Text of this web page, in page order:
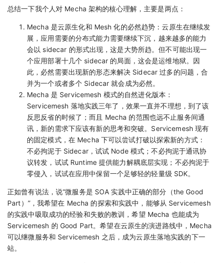
总结一下我个人对 Mecha 架构的核心理解，主要是两点：
Mecha 是云原生化和 Mesh 化的必然趋势：云原生在继续发
展，应用需要的分布式能力需要继续下沉，越来越多的能力
会以 sidecar 的形式出现，这是大势所趋。但不可能出现一
个应用部署十几个 sidecar 的局面，这会是运维地狱。因
此，必然需要出现新的形态来解决 Sidecar 过多的问题，合
并为一个或者多个 Sidecar 就会成为必然。
Mecha 是 Servicemesh 模式的自然进化版本：
Servicemesh 落地实践三年了，效果一直并不理想，到了该
反思反省的时候了；而且 Mecha 的范围也远不止服务间通
讯，新的需求下应该有新的思考和突破。Servicemesh 现有
的固定模式，在 Mecha 下可以尝试打破以探索新的方式：
不必拘泥于 Sidecar，试试 Node 模式；不必拘泥于通讯协
议转发，试试 Runtime 提供能力解耦底层实现；不必拘泥于
零侵入，试试在应用中保留一个足够轻的轻量级 SDK。
正如曾有说法，说“微服务是 SOA 实践中正确的部分（the Good
Part）”，我希望在 Mecha 的探索和实践中，能够从 Servicemesh
的实践中吸取成功的经验和失败的教训，希望 Mecha 也能成为
Servicemesh 的 Good Part。希望在云原生的演进路线中，Mecha
可以继微服务和 Servicemesh 之后，成为云原生落地实践的下一
站。